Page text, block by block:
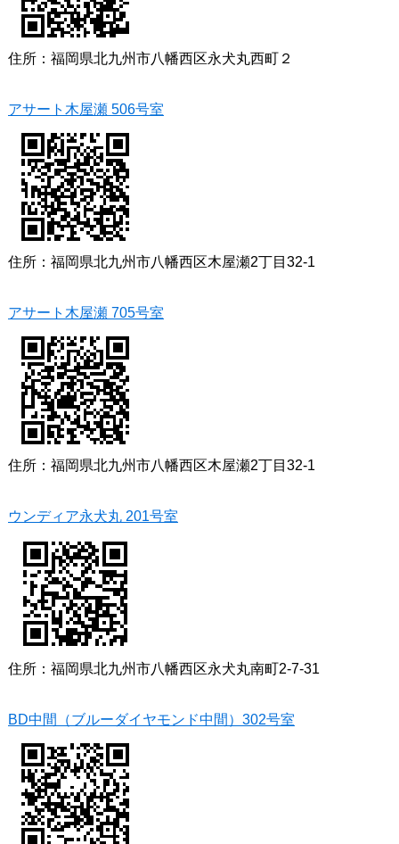
住所：福岡県北九州市八幡西区永犬丸西町２
アサート木屋瀬 506号室
住所：福岡県北九州市八幡西区木屋瀬2丁目32-1
アサート木屋瀬 705号室
住所：福岡県北九州市八幡西区木屋瀬2丁目32-1
ウンディア永犬丸 201号室
住所：福岡県北九州市八幡西区永犬丸南町2-7-31
BD中間（ブルーダイヤモンド中間）302号室